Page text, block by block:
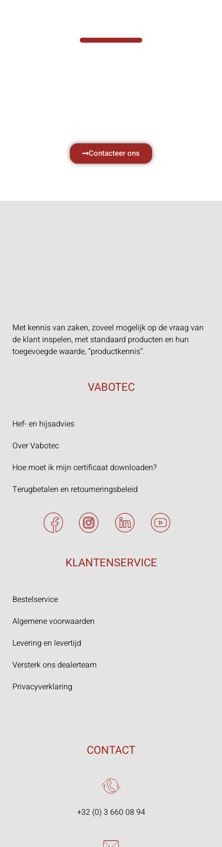
Contacteer ons
Met kennis van zaken, zoveel mogelijk op de vraag van
de klant inspelen, met standaard producten en hun
toegevoegde waarde, “productkennis”.
VABOTEC
Hef- en hijsadvies
Over Vabotec
Hoe moet ik mijn certificaat downloaden?
Terugbetalen en retourneringsbeleid
KLANTENSERVICE
Bestelservice
Algemene voorwaarden
Levering en levertijd
Versterk ons dealerteam
Privacyverklaring
CONTACT
+32 (0) 3 660 08 94